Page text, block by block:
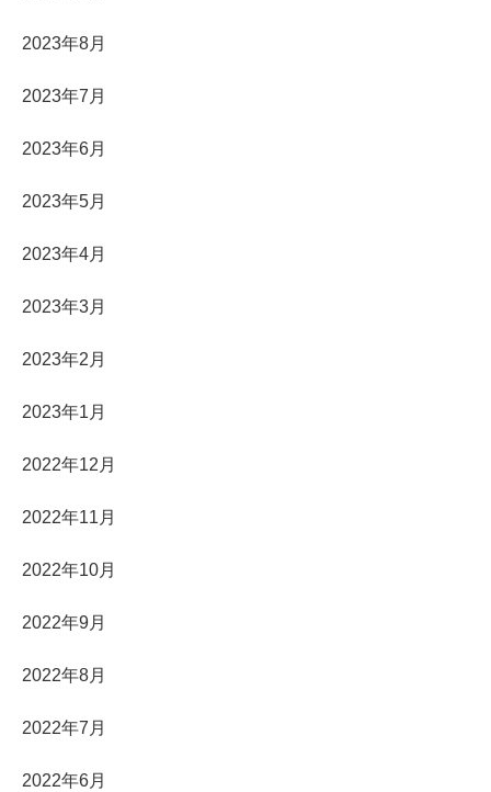
2023年8月
2023年7月
2023年6月
2023年5月
2023年4月
2023年3月
2023年2月
2023年1月
2022年12月
2022年11月
2022年10月
2022年9月
2022年8月
2022年7月
2022年6月